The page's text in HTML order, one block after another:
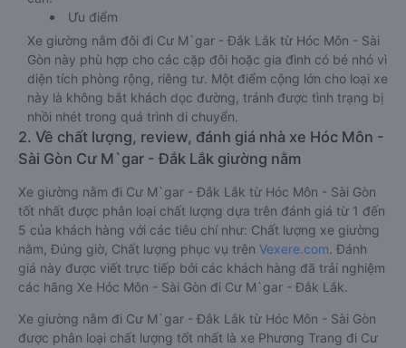
Ưu điểm
Xe giường nằm đôi đi Cư M`gar - Đắk Lắk từ Hóc Môn - Sài
Gòn này phù hợp cho các cặp đôi hoặc gia đình có bé nhỏ vì
diện tích phòng rộng, riêng tư. Một điểm cộng lớn cho loại xe
này là không bắt khách dọc đường, tránh được tình trạng bị
nhồi nhét trong quá trình di chuyển.
2. Về chất lượng, review, đánh giá nhà xe Hóc Môn -
Sài Gòn Cư M`gar - Đắk Lắk giường nằm
Xe giường nằm đi Cư M`gar - Đắk Lắk từ Hóc Môn - Sài Gòn
tốt nhất được phân loại chất lượng dựa trên đánh giá từ 1 đến
5 của khách hàng với các tiêu chí như: Chất lượng xe giường
nằm, Đúng giờ, Chất lượng phục vụ trên Vexere.com. Đánh
giá này được viết trực tiếp bởi các khách hàng đã trải nghiệm
các hãng Xe Hóc Môn - Sài Gòn đi Cư M`gar - Đắk Lắk.
Xe giường nằm đi Cư M`gar - Đắk Lắk từ Hóc Môn - Sài Gòn
được phân loại chất lượng tốt nhất là xe Phương Trang đi Cư